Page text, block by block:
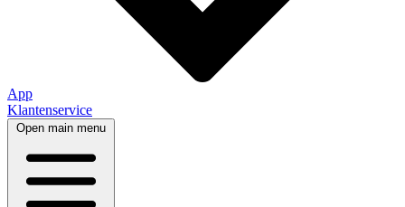
App
Klantenservice
Open main menu